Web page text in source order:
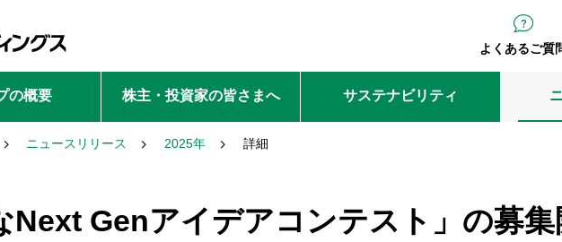
よくあるご質
の概要 株主・投資家の皆さまへ サステナビリティ
ニュースリリース 2025年 詳細
Next Genアイデアコンテスト」の募集